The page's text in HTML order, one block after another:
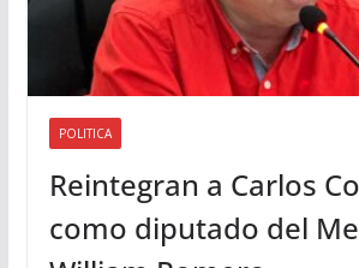
POLITICA
Reintegran a Carlos
como diputado del